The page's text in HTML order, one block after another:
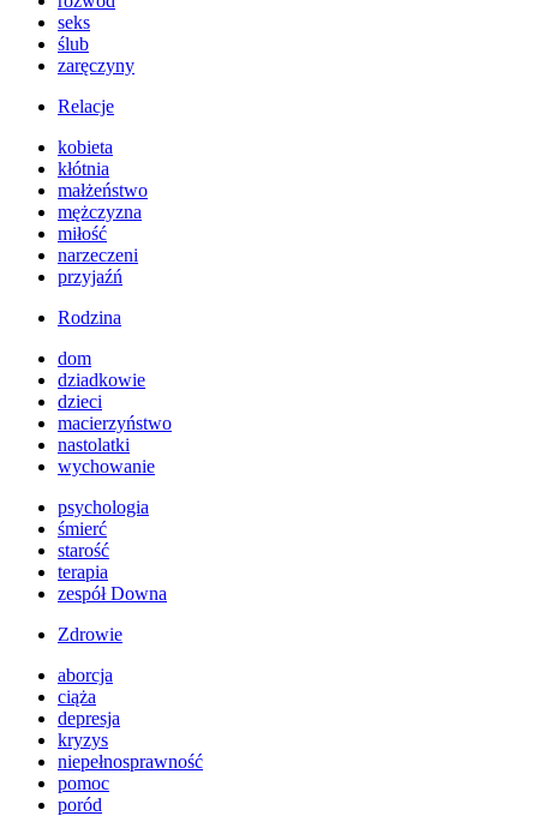
seks
ślub
zaręczyny
Relacje
kobieta
kłótnia
małżeństwo
mężczyzna
miłość
narzeczeni
przyjaźń
Rodzina
dom
dziadkowie
dzieci
macierzyństwo
nastolatki
wychowanie
psychologia
śmierć
starość
terapia
zespół Downa
Zdrowie
aborcja
ciąża
depresja
kryzys
niepełnosprawność
pomoc
poród